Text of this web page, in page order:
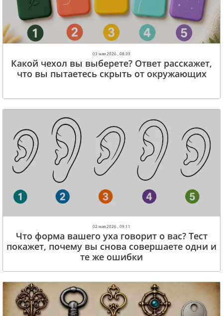
03 мая 2026 , 08:39
Какой чехол вы выберете? Ответ расскажет,
что вы пытаетесь скрыть от окружающих
02 мая 2026 , 09:11
Что форма вашего уха говорит о вас? Тест
покажет, почему вы снова совершаете одни и
те же ошибки